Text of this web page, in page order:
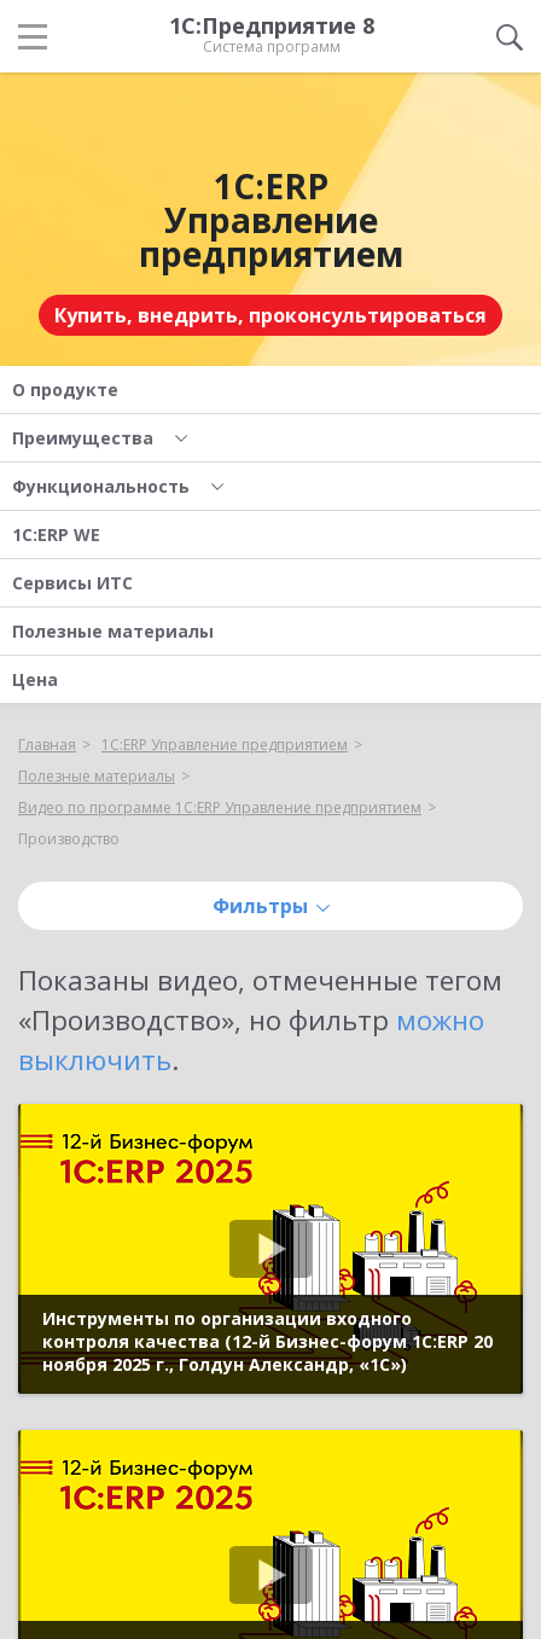
1С:Предприятие 8
Система программ
1С:ERP
Управление
предприятием
Купить, внедрить, проконсультироваться
О продукте
Преимущества
Функциональность
1С:ERP WE
Сервисы ИТС
Полезные материалы
Цена
Главная
1С:ERP Управление предприятием
Полезные материалы
Видео по программе 1С:ERP Управление предприятием
Производство
Фильтры
Показаны видео, отмеченные тегом
«Производство», но фильтр можно
выключить.
Инструменты по организации входного
контроля качества (12-й Бизнес-форум 1С:ERP 20
ноября 2025 г., Голдун Александр, «1С»)